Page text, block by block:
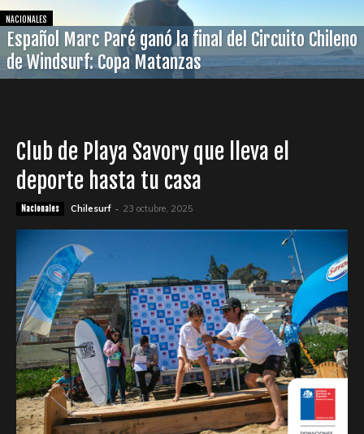
NACIONALES
Español Marc Paré ganó la final del Circuito Chileno
de Windsurf: Copa Matanzas
Club de Playa Savory que lleva el
deporte hasta tu casa
Nacionales Chilesurf - 23 octubre, 2025